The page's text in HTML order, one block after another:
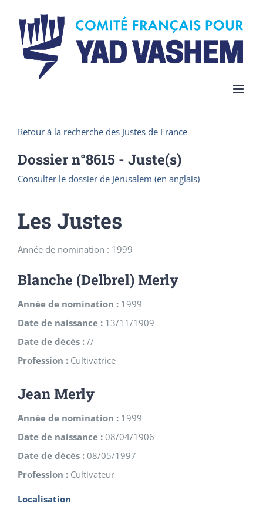
content
Retour à la recherche des Justes de France
Dossier n°8615 - Juste(s)
Consulter le dossier de Jérusalem (en anglais)
Les Justes
Année de nomination : 1999
Blanche (Delbrel) Merly
Année de nomination : 1999
Date de naissance : 13/11/1909
Date de décès : //
Profession : Cultivatrice
Jean Merly
Année de nomination : 1999
Date de naissance : 08/04/1906
Date de décès : 08/05/1997
Profession : Cultivateur
Localisation